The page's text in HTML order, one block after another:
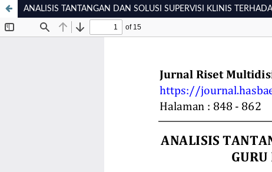
ANALISIS TANTANGAN DAN SOLUSI SUPERVISI KLINIS